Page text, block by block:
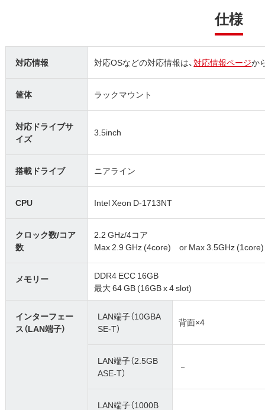
仕様
対応情報 対応OSなどの対応情報は、対応情報ページか
筐体 ラックマウント
対応ドライブサ
イズ
3.5inch
搭載ドライブ ニアライン
CPU Intel Xeon D-1713NT
クロック数/コア
数
2.2 GHz/4コア
Max 2.9 GHz (4core) or Max 3.5GHz (1core)
メモリー
DDR4 ECC 16GB
最大 64 GB (16GB x 4 slot)
インターフェー
ス（LAN端子）
LAN端子（10GBA
SE-T）
背面×4
LAN端子（2.5GB
ASE-T）
－
LAN端子（1000B